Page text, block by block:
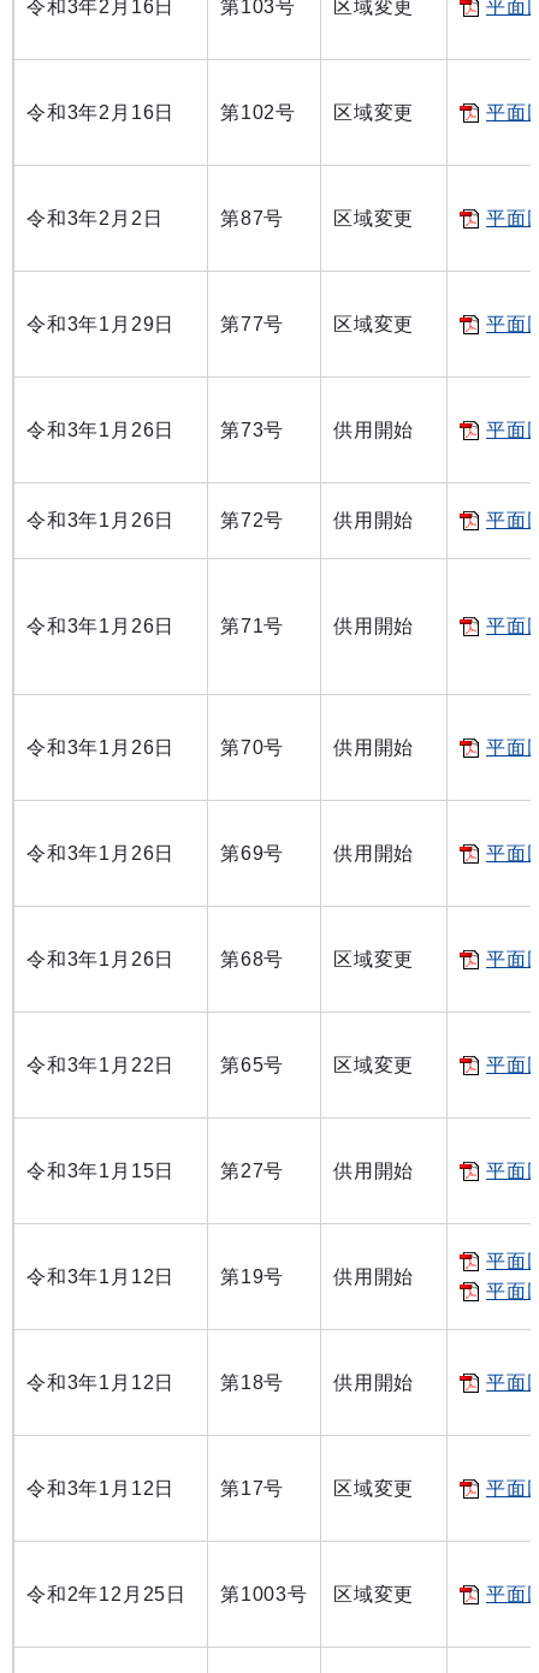
令和3年2月16日 第103号 区域変更 平面
令和3年2月16日 第102号 区域変更 平面
令和3年2月2日 第87号 区域変更 平面
令和3年1月29日 第77号 区域変更 平面
令和3年1月26日 第73号 供用開始 平面
令和3年1月26日 第72号 供用開始 平面
令和3年1月26日 第71号 供用開始 平面
令和3年1月26日 第70号 供用開始 平面
令和3年1月26日 第69号 供用開始 平面
令和3年1月26日 第68号 区域変更 平面
令和3年1月22日 第65号 区域変更 平面
令和3年1月15日 第27号 供用開始 平面
令和3年1月12日 第19号 供用開始
平面
平面
令和3年1月12日 第18号 供用開始 平面
令和3年1月12日 第17号 区域変更 平面
令和2年12月25日 第1003号 区域変更 平面